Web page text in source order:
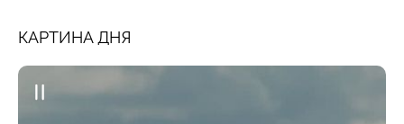
КАРТИНА ДНЯ